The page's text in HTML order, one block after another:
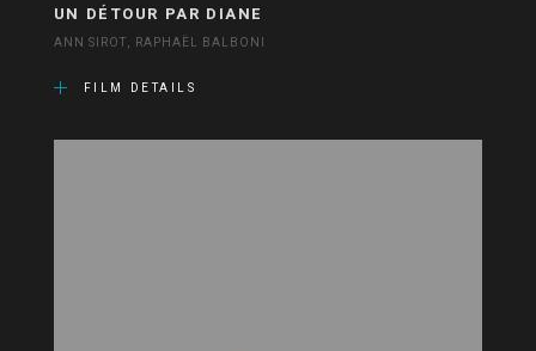
UN DÉTOUR PAR DIANE
ANN SIROT, RAPHAËL BALBONI
FILM DETAILS